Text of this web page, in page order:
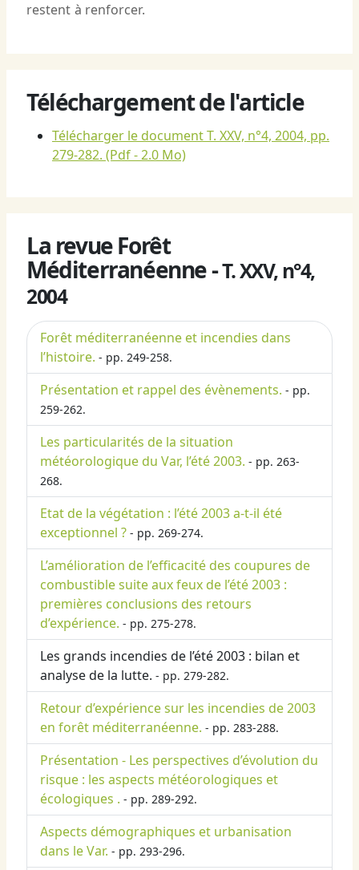
restent à renforcer.
Téléchargement de l'article
Télécharger le document T. XXV, n°4, 2004, pp.
279-282. (Pdf - 2.0 Mo)
La revue Forêt
Méditerranéenne -T. XXV, n°4,
2004
Forêt méditerranéenne et incendies dans
l’histoire. - pp. 249-258.
Présentation et rappel des évènements. - pp.
259-262.
Les particularités de la situation
météorologique du Var, l’été 2003. - pp. 263-
268.
Etat de la végétation : l’été 2003 a-t-il été
exceptionnel ? - pp. 269-274.
L’amélioration de l’efficacité des coupures de
combustible suite aux feux de l’été 2003 :
premières conclusions des retours
d’expérience. - pp. 275-278.
Les grands incendies de l’été 2003 : bilan et
analyse de la lutte. - pp. 279-282.
Retour d’expérience sur les incendies de 2003
en forêt méditerranéenne. - pp. 283-288.
Présentation - Les perspectives d’évolution du
risque : les aspects météorologiques et
écologiques . - pp. 289-292.
Aspects démographiques et urbanisation
dans le Var. - pp. 293-296.